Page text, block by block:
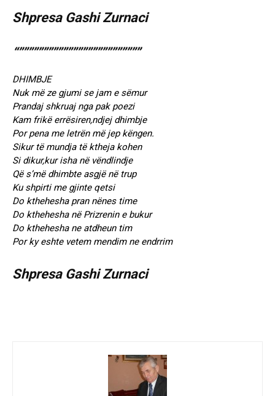
Shpresa Gashi Zurnaci
“”””””””””””””””””””””””””
DHIMBJE
Nuk më ze gjumi se jam e sëmur
Prandaj shkruaj nga pak poezi
Kam frikë errësiren,ndjej dhimbje
Por pena me letrën më jep këngen.
Sikur të mundja të ktheja kohen
Si dikur,kur isha në vëndlindje
Që s’më dhimbte asgjë në trup
Ku shpirti me gjinte qetsi
Do kthehesha pran nënes time
Do kthehesha në Prizrenin e bukur
Do kthehesha ne atdheun tim
Por ky eshte vetem mendim ne endrrim
Shpresa Gashi Zurnaci